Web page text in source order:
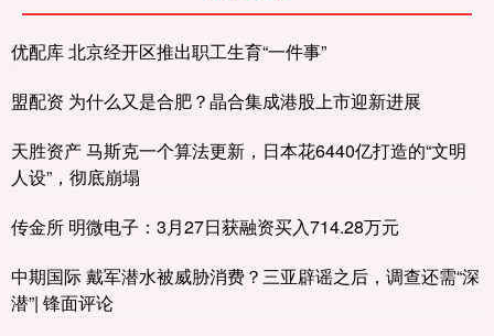
优配库 北京经开区推出职工生育“一件事”
盟配资 为什么又是合肥？晶合集成港股上市迎新进展
天胜资产 马斯克一个算法更新，日本花6440亿打造的“文明
人设”，彻底崩塌
传金所 明微电子：3月27日获融资买入714.28万元
中期国际 戴军潜水被威胁消费？三亚辟谣之后，调查还需“深
潜”| 锋面评论